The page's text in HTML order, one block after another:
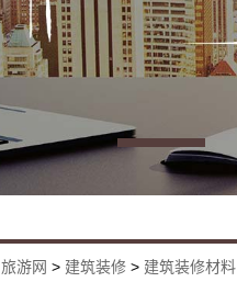
旅游网 > 建筑装修 > 建筑装修材料